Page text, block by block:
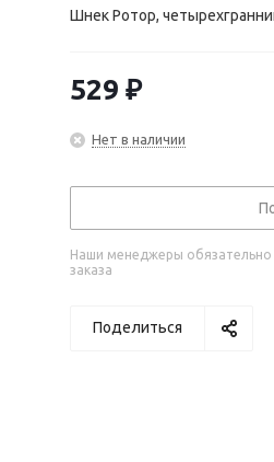
Шнек Ротор,
529 ₽
Нет в наличии
Наши менеджеры обязательно
заказа
Поделиться